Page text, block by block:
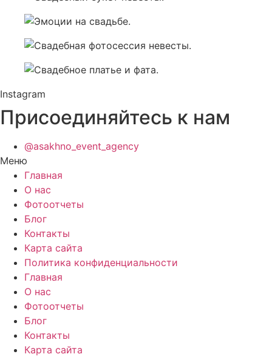
Instagram
Присоединяйтесь к нам
@asakhno_event_agency
Меню
Главная
О нас
Фотоотчеты
Блог
Контакты
Карта сайта
Политика конфиденциальности
Главная
О нас
Фотоотчеты
Блог
Контакты
Карта сайта